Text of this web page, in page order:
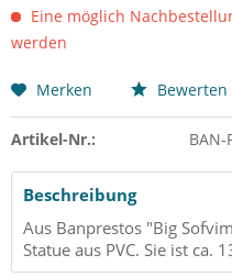
Eine möglich
werden
Merken Bewerten
Artikel-Nr.: BAN-
Beschreibung
Aus Banprestos "Big
Statue aus PVC. Sie ist ca.